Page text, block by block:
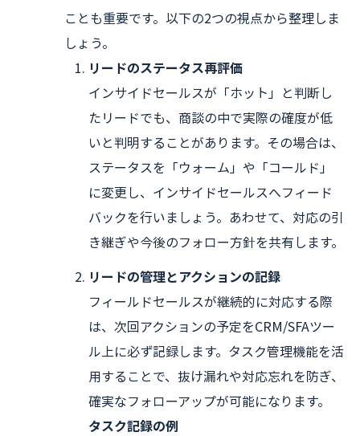
ことも重要です。以下の2つの視点から整理しま
しょう。
リードのステータス再評価
インサイドセールスが「ホット」と判断し
たリードでも、商談の中で実際の確度が低
いと判明することがあります。その場合は、
ステータスを「ウォーム」や「コールド」
に変更し、インサイドセールスへフィード
バックを行いましょう。あわせて、対応の引
き継ぎや今後のフォロー方針を共有します。
リードの管理とアクションの記録
フィールドセールスが継続的に対応する際
は、次回アクションの予定をCRM/SFAツー
ル上に必ず記録します。タスク管理機能を活
用することで、抜け漏れや対応忘れを防ぎ、
確実なフォローアップが可能になります。
タスク記録の例